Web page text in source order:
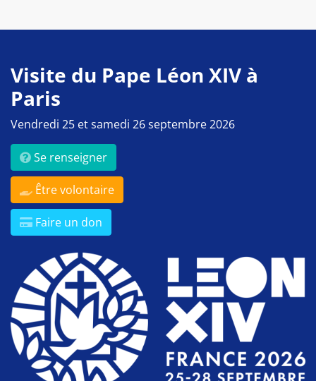
Visite du Pape Léon XIV à
Paris
Vendredi 25 et samedi 26 septembre 2026
Se renseigner
Être volontaire
Faire un don